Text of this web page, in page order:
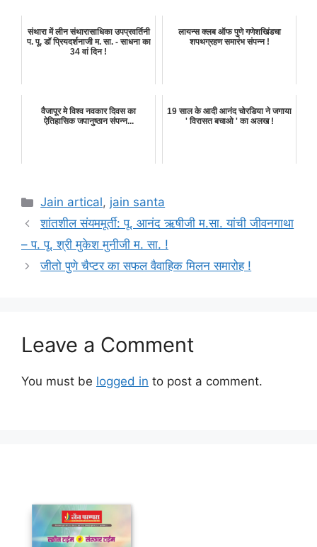
संथारा में लीन संथारासाधिका उपप्रवर्तिनी
प. पू. डॉ प्रियदर्शनाजी म. सा. - साधना का
34 वां दिन !
लायन्स क्लब ऑफ पुणे गणेशखिंडचा
शपथग्रहण समारंभ संपन्न !
वैजापूर मे विश्व नवकार दिवस का
ऐतिहासिक जपानुष्ठान संपन्न...
19 साल के आदी आनंद चोरडिया ने जगाया
' विरासत बचाओ ' का अलख !
Categories
Jain artical, jain santa
शांतशील संयममूर्ती: पू. आनंद ऋषीजी म.सा. यांची जीवनगाथा
– प. पू. श्री मुकेश मुनीजी म. सा. !
जीतो पुणे चैप्टर का सफल वैवाहिक मिलन समारोह !
Leave a Comment
You must be logged in to post a comment.